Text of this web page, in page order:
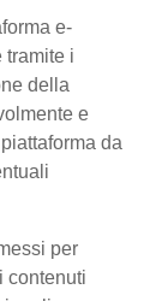
e-
tramite i
della
e
da
per
contenuti